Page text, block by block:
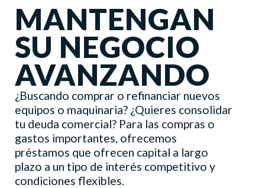
MANTENGAN
SU NEGOCIO
AVANZANDO
¿Buscando comprar o refinanciar nuevos
equipos o maquinaria? ¿Quieres consolidar
tu deuda comercial? Para las compras o
gastos importantes, ofrecemos
préstamos que ofrecen capital a largo
plazo a un tipo de interés competitivo y
condiciones flexibles.